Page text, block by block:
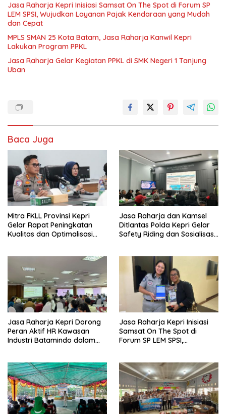
Jasa Raharja Kepri Inisiasi Samsat On The Spot di Forum SP
LEM SPSI, Wujudkan Layanan Pajak Kendaraan yang Mudah
dan Cepat
MPLS SMAN 25 Kota Batam, Jasa Raharja Kanwil Kepri
Lakukan Program PPKL
Jasa Raharja Gelar Kegiatan PPKL di SMK Negeri 1 Tanjung
Uban
Baca Juga
Mitra FKLL Provinsi Kepri
Gelar Rapat Peningkatan
Kualitas dan Optimalisasi
Jasa Raharja dan Kamsel
Ditlantas Polda Kepri Gelar
Safety Riding dan Sosialisasi
Indonesia
Jasa Raharja Kepri Dorong
Peran Aktif HR Kawasan
Industri Batamindo dalam
Jasa Raharja Kepri Inisiasi
Samsat On The Spot di
Forum SP LEM SPSI,
Cepat